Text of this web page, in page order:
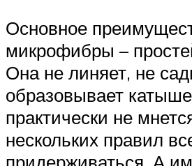
Основное
микрофибры –
Она не линяет, не
образовывает
практически не
нескольких правил